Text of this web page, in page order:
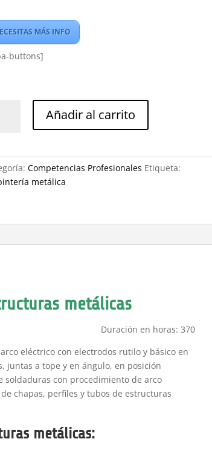
MÁS INFO
buttons]
Añadir al carrito
Competencias Profesionales Etiqueta:
metálica
metálicas
Duración en horas: 370
eléctrico con electrodos rutilo y básico en
juntas a tope y en ángulo, en posición
soldaduras con procedimiento de arco
chapas, perfiles y tubos de estructuras
metálicas: